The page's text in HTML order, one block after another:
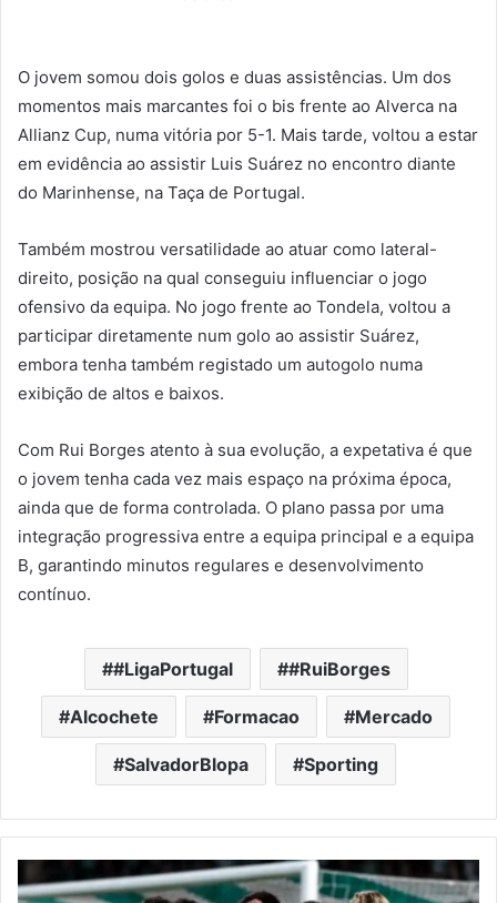
O jovem somou dois golos e duas assistências. Um dos
momentos mais marcantes foi o bis frente ao Alverca na
Allianz Cup, numa vitória por 5-1. Mais tarde, voltou a estar
em evidência ao assistir Luis Suárez no encontro diante
do Marinhense, na Taça de Portugal.
Também mostrou versatilidade ao atuar como lateral-
direito, posição na qual conseguiu influenciar o jogo
ofensivo da equipa. No jogo frente ao Tondela, voltou a
participar diretamente num golo ao assistir Suárez,
embora tenha também registado um autogolo numa
exibição de altos e baixos.
Com Rui Borges atento à sua evolução, a expetativa é que
o jovem tenha cada vez mais espaço na próxima época,
ainda que de forma controlada. O plano passa por uma
integração progressiva entre a equipa principal e a equipa
B, garantindo minutos regulares e desenvolvimento
contínuo.
#LigaPortugal #RuiBorges
Alcochete Formacao Mercado
SalvadorBlopa Sporting